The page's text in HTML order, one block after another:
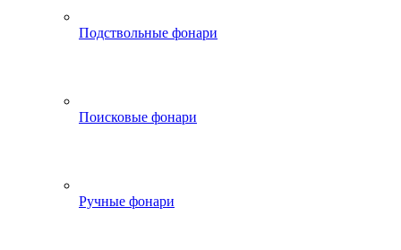
Подствольные фонари
Поисковые фонари
Ручные фонари